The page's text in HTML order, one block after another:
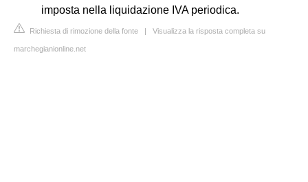
imposta nella liquidazione IVA periodica.
Richiesta di rimozione della fonte | Visualizza la risposta completa su
marchegianionline.net